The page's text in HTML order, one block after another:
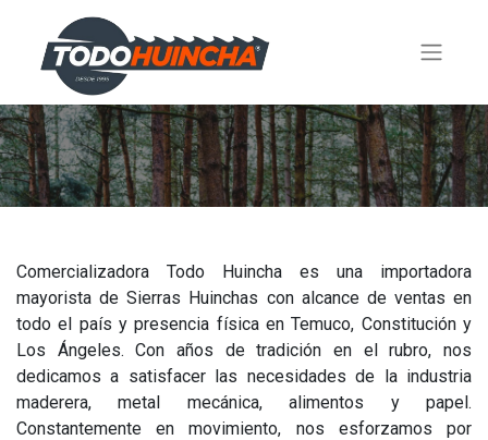
Comercializadora Todo Huincha es una importadora
mayorista de Sierras Huinchas con alcance de ventas en
todo el país y presencia física en Temuco, Constitución y
Los Ángeles. Con años de tradición en el rubro, nos
dedicamos a satisfacer las necesidades de la industria
maderera, metal mecánica, alimentos y papel.
Constantemente en movimiento, nos esforzamos por